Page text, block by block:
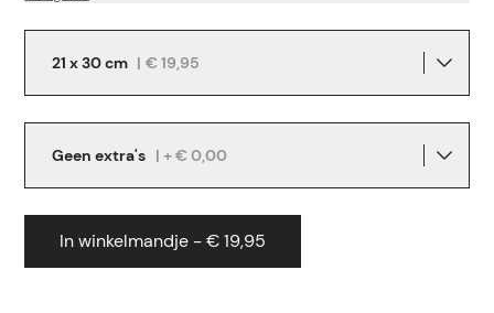
21 x 30 cm | € 19,95
Geen extra's | + € 0,00
In winkelmandje - € 19,95